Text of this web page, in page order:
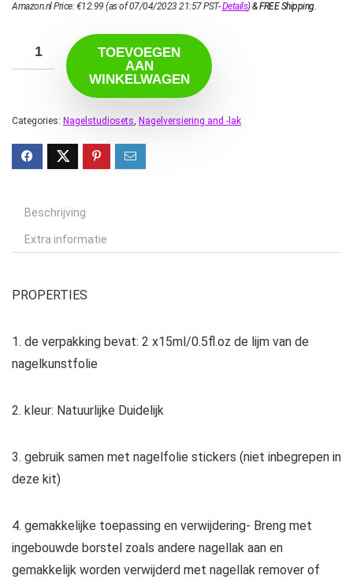
Amazon.nl Price:€12.99 (as of 07/04/2023 21:57 PST-Details)&FREE Shipping.
TOEVOEGEN
AAN
WINKELWAGEN
Categories: Nagelstudiosets, Nagelversiering and -lak
Beschrijving
Extra informatie
PROPERTIES
1. de verpakking bevat: 2 x15ml/0.5fl.oz de lijm van de
nagelkunstfolie
2. kleur: Natuurlijke Duidelijk
3. gebruik samen met nagelfolie stickers (niet inbegrepen in
deze kit)
4. gemakkelijke toepassing en verwijdering- Breng met
ingebouwde borstel zoals andere nagellak aan en
gemakkelijk worden verwijderd met nagellak remover of